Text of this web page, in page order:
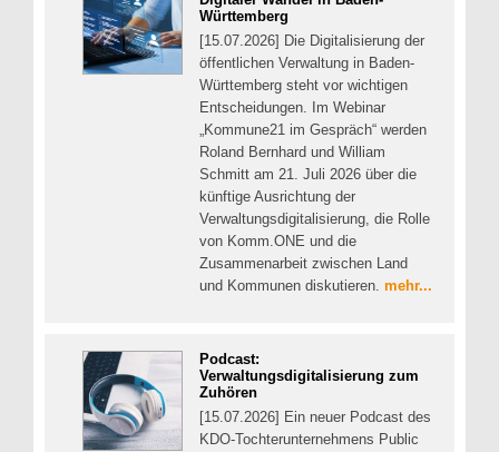
Württemberg
[15.07.2026] Die Digitalisierung der
öffentlichen Verwaltung in Baden-
Württemberg steht vor wichtigen
Entscheidungen. Im Webinar
„Kommune21 im Gespräch“ werden
Roland Bernhard und William
Schmitt am 21. Juli 2026 über die
künftige Ausrichtung der
Verwaltungsdigitalisierung, die Rolle
von Komm.ONE und die
Zusammenarbeit zwischen Land
und Kommunen diskutieren. mehr...
Podcast:
Verwaltungsdigitalisierung zum
Zuhören
[15.07.2026] Ein neuer Podcast des
KDO-Tochterunternehmens Public